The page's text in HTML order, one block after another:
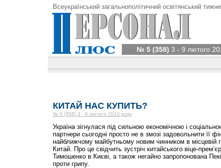
Всеукраїнський загальнополітичний освітянський
№ 5 (358) 3 - 9 лютого
КИТАЙ НАС КУПИТЬ?
№ 5 (358) 3 - 9 лютого 2010 року
Україна зігнулася під сильною економічною і
партнери сьогодні просто не в змозі задовольнити її
найближчому майбутньому новим чинником в місцевій
Китай. Про це свідчить зустріч китайського віце-
Тимошенко в Києві, а також негайно запропонована
проти грипу.